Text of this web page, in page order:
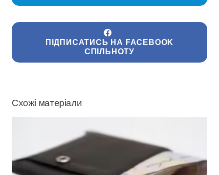
ПІДПИСАТИСЬ НА FACEBOOK
СПІЛЬНОТУ
Схожі матеріали